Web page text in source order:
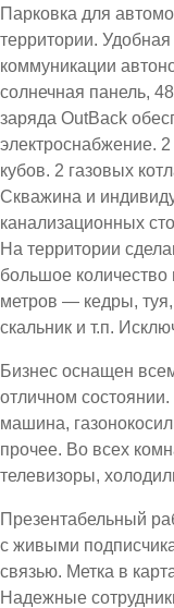
Парковка для
территории.
коммуникации
солнечная панель,
заряда OutBack
электроснабжение.
кубов. 2 газовых
Скважина и
канализационных
На территории
большое
метров — кедры,
скальник и т.п.
Бизнес оснащен
отличном
машина,
прочее. Во всех
телевизоры,
Презентабельный
с живыми
связью. Метка в
Надежные